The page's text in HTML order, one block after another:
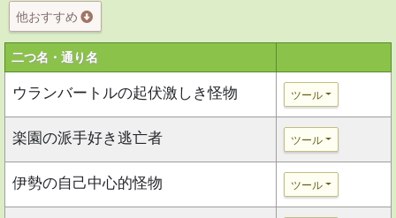
他おすすめ
二つ名・通り名
ウランバートルの起伏激しき怪物 ツール
楽園の派手好き逃亡者 ツール
伊勢の自己中心的怪物 ツール